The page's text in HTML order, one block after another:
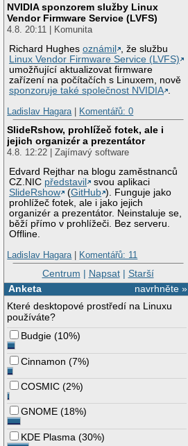
NVIDIA sponzorem služby Linux
Vendor Firmware Service (LVFS)
4.8. 20:11 | Komunita
Richard Hughesoznámil
, že službu
Linux Vendor Firmware Service (LVFS)
umožňující aktualizovat firmware
zařízení na počítačích s Linuxem, nově
sponzoruje také společnost NVIDIA .
Ladislav Hagara| Komentářů: 0
SlideRshow, prohlížeč fotek, ale i
jejich organizér a prezentátor
4.8. 12:22 | Zajímavý software
Edvard Rejthar na blogu zaměstnanců
CZ.NIC představil
svou aplikaci
SlideRshow
(GitHub ). Funguje jako
prohlížeč fotek, ale i jako jejich
organizér a prezentátor. Neinstaluje se,
běží přímo v prohlížeči. Bez serveru.
Offline.
Ladislav Hagara| Komentářů: 11
Centrum | Napsat| Starší
navrhněte »
Anketa
Které desktopové prostředí na Linuxu
používáte?
Budgie (10%)
Cinnamon (7%)
COSMIC (2%)
GNOME (18%)
KDE Plasma (30%)